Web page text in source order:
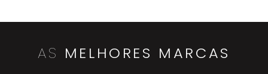
AS MELHORES MARCAS